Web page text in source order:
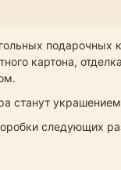
подарочных
картона,
станут
следующих